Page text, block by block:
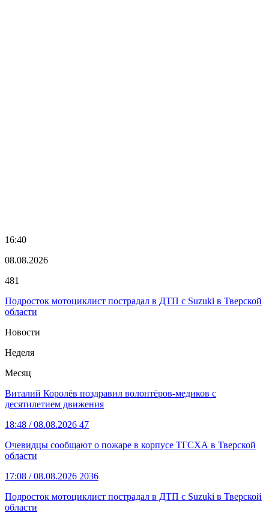
16:40
08.08.2026
481
Подросток мотоциклист пострадал в ДТП с Suzuki в Тверской
области
Новости
Неделя
Месяц
Виталий Королёв поздравил волонтёров-медиков с
десятилетием движения
18:48 / 08.08.2026 47
Очевидцы сообщают о пожаре в корпусе ТГСХА в Тверской
области
17:08 / 08.08.2026 2036
Подросток мотоциклист пострадал в ДТП с Suzuki в Тверской
области